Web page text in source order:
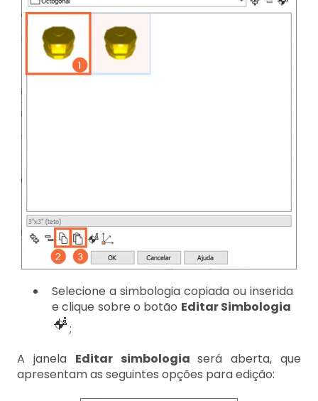
Selecione a simbologia copiada ou inserida
e clique sobre o botão Editar Simbologia
;
A janela Editar simbologiaserá aberta, que
apresentam as seguintes opções para edição: